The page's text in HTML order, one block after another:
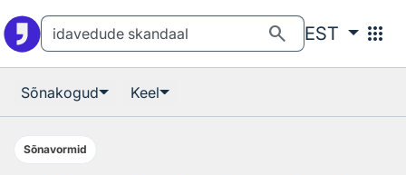
search EST apps
Sõnakogud Keel
Sõnavormid